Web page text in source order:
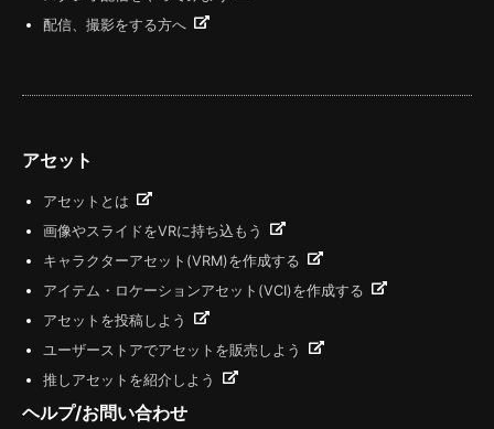
配信、撮影をする方へ
アセット
アセットとは
画像やスライドをVRに持ち込もう
キャラクターアセット(VRM)を作成する
アイテム・ロケーションアセット(VCI)を作成する
アセットを投稿しよう
ユーザーストアでアセットを販売しよう
推しアセットを紹介しよう
ヘルプ/お問い合わせ